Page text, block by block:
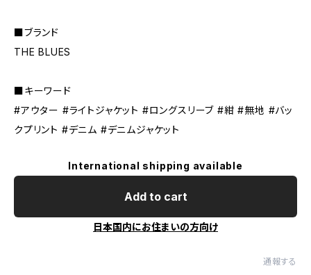
■ブランド
THE BLUES
■キーワード
#アウター #ライトジャケット #ロングスリーブ #紺 #無地 #バッ
クプリント #デニム #デニムジャケット
International shipping available
Add to cart
日本国内にお住まいの方向け
通報する